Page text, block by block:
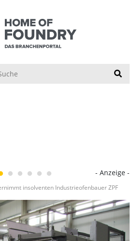
- Anzeige -
insolventen Industrieofenbauer ZPF